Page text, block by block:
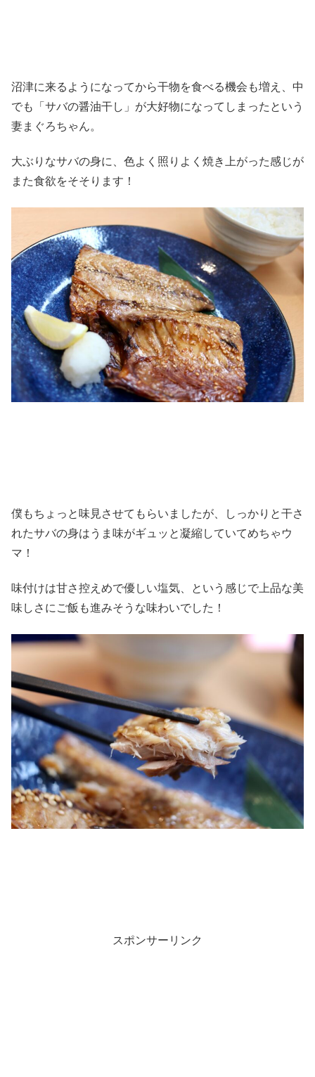
沼津に来るようになってから干物を食べる機会も増え、中
でも「サバの醤油干し」が大好物になってしまったという
妻まぐろちゃん。
大ぶりなサバの身に、色よく照りよく焼き上がった感じが
また食欲をそそります！
僕もちょっと味見させてもらいましたが、しっかりと干さ
れたサバの身はうま味がギュッと凝縮していてめちゃウ
マ！
味付けは甘さ控えめで優しい塩気、という感じで上品な美
味しさにご飯も進みそうな味わいでした！
スポンサーリンク